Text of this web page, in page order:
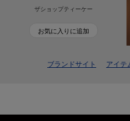
ザショップティーケー
お気に入りに追加
ブランドサイト アイテ